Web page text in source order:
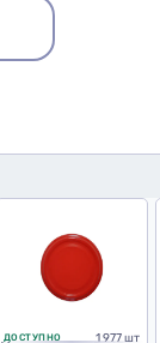
ДОСТУПНО 1 977 шт